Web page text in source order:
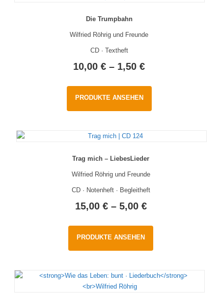
Die Trumpbahn
Wilfried Röhrig und Freunde
CD · Textheft
10,00€ – 1,50€
PRODUKTE ANSEHEN
Trag mich – LiebesLieder
Wilfried Röhrig und Freunde
CD · Notenheft · Begleitheft
15,00 €– 5,00 €
PRODUKTE ANSEHEN